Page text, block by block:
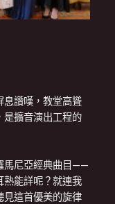
息讚嘆，教堂高聳
是擴音演出工程的
馬尼亞經典曲目——
熟能詳呢？就連我
見這首優美的旋律